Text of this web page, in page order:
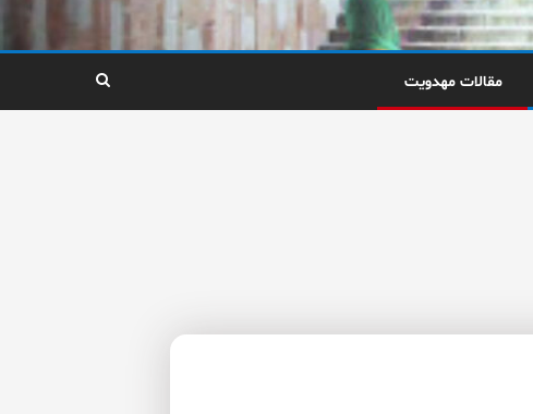
مقالات مهدویت